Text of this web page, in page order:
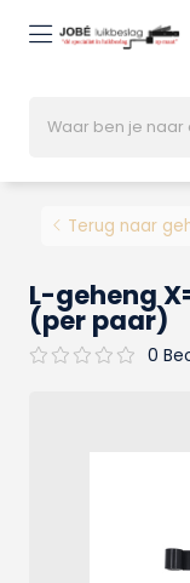
Terug naar
L-geheng
(per paar)
0